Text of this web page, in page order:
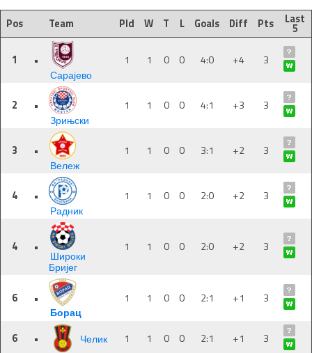
Pos Team Pld W T L Goals Diff Pts Last
5
1
•
Сарајево
1 1 0 0 4:0 +4 3
2
•
Зрињски
1 1 0 0 4:1 +3 3
3
•
Вележ
1 1 0 0 3:1 +2 3
4
•
Радник
1 1 0 0 2:0 +2 3
4 •
Широки
Бријег
1 1 0 0 2:0 +2 3
6
•
Борац
1 1 0 0 2:1 +1 3
6 • Челик 1 1 0 0 2:1 +1 3